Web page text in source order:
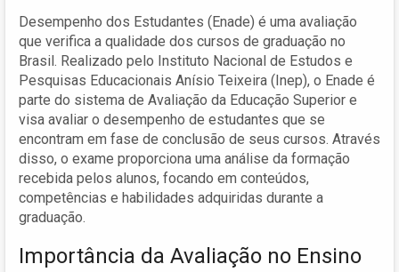
Desempenho dos Estudantes (Enade) é uma avaliação
que verifica a qualidade dos cursos de graduação no
Brasil. Realizado pelo Instituto Nacional de Estudos e
Pesquisas Educacionais Anísio Teixeira (Inep), o Enade é
parte do sistema de Avaliação da Educação Superior e
visa avaliar o desempenho de estudantes que se
encontram em fase de conclusão de seus cursos. Através
disso, o exame proporciona uma análise da formação
recebida pelos alunos, focando em conteúdos,
competências e habilidades adquiridas durante a
graduação.
Importância da Avaliação no Ensino